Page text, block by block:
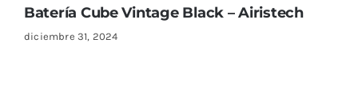
Batería Cube Vintage Black – Airistech
diciembre 31, 2024